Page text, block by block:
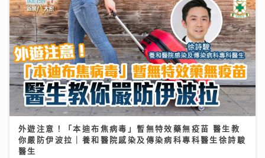
外遊注意！「本迪布焦病毒」暫無特效藥無疫苗 醫生教
你嚴防伊波拉｜養和醫院感染及傳染病科專科醫生徐詩駿
醫生